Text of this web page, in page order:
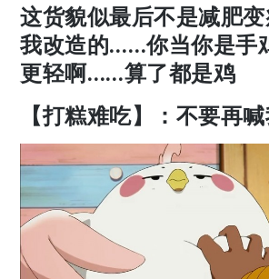
这货貌似最后不是减肥
我改造的……你当你是手
更轻啊……算了都是鸡
【打糕难吃】：不要再